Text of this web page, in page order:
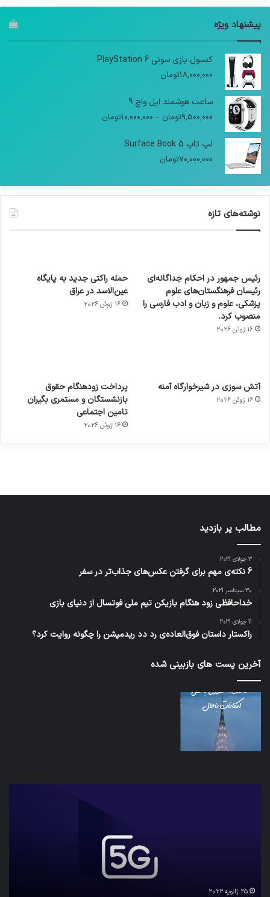
پیشنهاد ویژه
کنسول بازی سونی PlayStation 6
18,000,000تومان
ساعت هوشمند اپل واچ 9
9,500,000تومان –
10,000,000تومان
لپ تاپ Surface Book 5
70,000,000تومان
نوشته‌های تازه
رئیس جمهور در احکام جداگانه‌ای
رئیسان فرهنگستان‌های علوم
پزشکی، علوم و زبان و ادب فارسی را
منصوب کرد.
16 ژوئن 2026
حمله راکتی جدید به پایگاه
عین‌الاسد در عراق
16 ژوئن 2026
آتش سوزی در شیرخوارگاه آمنه
16 ژوئن 2026
پرداخت زودهنگام حقوق
بازنشستگان و مستمری بگیران
تامین اجتماعی
16 ژوئن 2026
برای
کشف
توسط
مجازی
…
ساعت
هوشمند
با طعم
توسط
ژاکت
در
های
2023
توسط
مطالب پر بازدید
3 جولای 2021
6 نکته‌ی مهم برای گرفتن عکس‌های جذاب‌تر در سفر
30 سپتامبر 2021
خداحافظی زود هنگام بازیکن تیم ملی فوتسال از دنیای بازی
11 جولای 2021
راکستار داستان فوق‌العاده‌ی رد دد ریدمپشن را چگونه روایت کرد؟
آخرین پست های بازبینی شده
25 ژانویه 2022